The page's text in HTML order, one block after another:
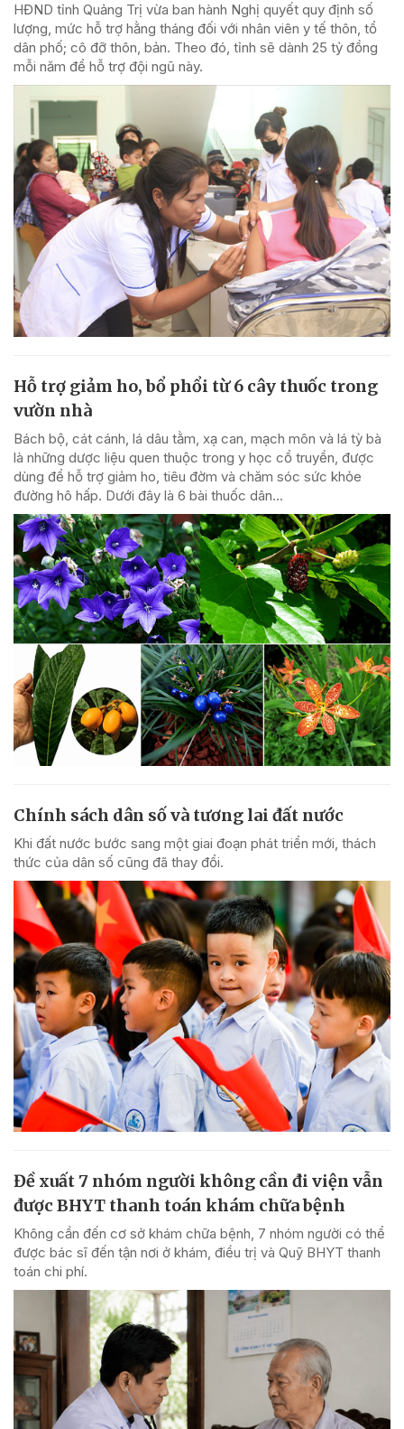
HĐND tỉnh Quảng Trị vừa ban hành Nghị quyết quy định số
lượng, mức hỗ trợ hằng tháng đối với nhân viên y tế thôn, tổ
dân phố; cô đỡ thôn, bản. Theo đó, tỉnh sẽ dành 25 tỷ đồng
mỗi năm để hỗ trợ đội ngũ này.
Hỗ trợ giảm ho, bổ phổi từ 6 cây thuốc trong
vườn nhà
Bách bộ, cát cánh, lá dâu tằm, xạ can, mạch môn và lá tỳ bà
là những dược liệu quen thuộc trong y học cổ truyền, được
dùng để hỗ trợ giảm ho, tiêu đờm và chăm sóc sức khỏe
đường hô hấp. Dưới đây là 6 bài thuốc dân...
Chính sách dân số và tương lai đất nước
Khi đất nước bước sang một giai đoạn phát triển mới, thách
thức của dân số cũng đã thay đổi.
Đề xuất 7 nhóm người không cần đi viện vẫn
được BHYT thanh toán khám chữa bệnh
Không cần đến cơ sở khám chữa bệnh, 7 nhóm người có thể
được bác sĩ đến tận nơi ở khám, điều trị và Quỹ BHYT thanh
toán chi phí.